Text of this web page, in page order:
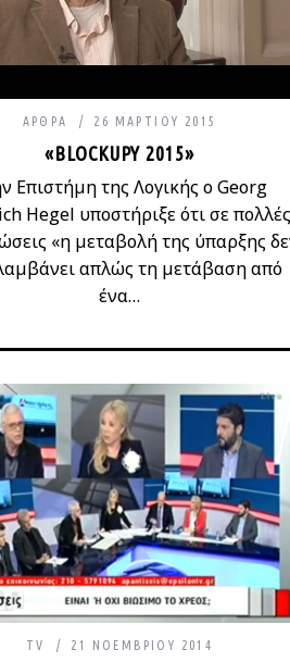
ΆΡΘΡΑ 26 ΜΑΡΤΊΟΥ 2015
«BLOCKUPY 2015»
Επιστήμη της Λογικής ο Georg
Hegel υποστήριξε ότι σε πολλές
«η μεταβολή της ύπαρξης
απλώς τη μετάβαση από
ένα…
TV 21 ΝΟΕΜΒΡΊΟΥ 2014